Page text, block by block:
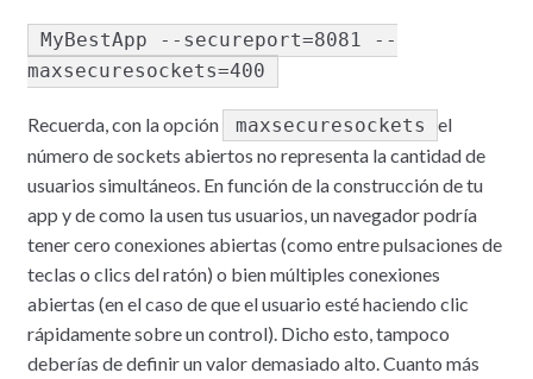
MyBestApp --secureport=8081 --
maxsecuresockets=400
Recuerda, con la opción maxsecuresockets
el
número de sockets abiertos no representa la cantidad de
usuarios simultáneos. En función de la construcción de tu
app y de como la usen tus usuarios, un navegador podría
tener cero conexiones abiertas (como entre pulsaciones de
teclas o clics del ratón) o bien múltiples conexiones
abiertas (en el caso de que el usuario esté haciendo clic
rápidamente sobre un control). Dicho esto, tampoco
deberías de definir un valor demasiado alto. Cuanto más